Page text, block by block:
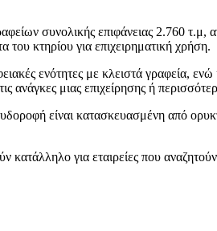
συνολικής επιφάνειας 2.760
του κτηρίου για επιχειρηματική χρήση.
ενότητες με κλειστά γραφεία,
ανάγκες μιας επιχείρησης ή
είναι κατασκευασμένη από
κατάλληλο για εταιρείες που